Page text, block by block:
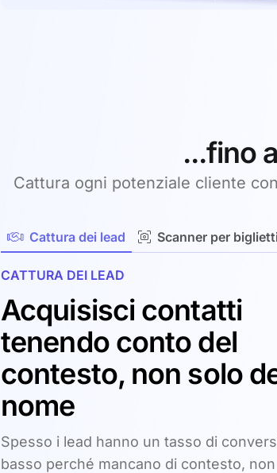
...fino
Cattura ogni potenziale cliente
Cattura dei lead Scanner per
CATTURA DEI LEAD
Acquisisci contatti
tenendo conto del
contesto, non solo
nome
Spesso i lead hanno un tasso di
basso perché mancano di contesto,